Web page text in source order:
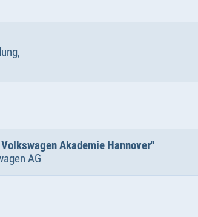
Akademie Hannover"
AG